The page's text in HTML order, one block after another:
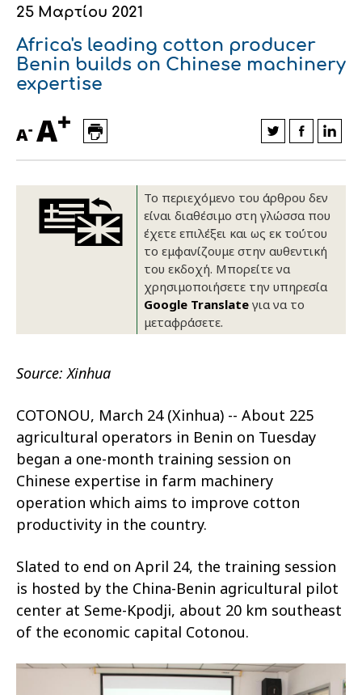
Οικονομικά στοιχεία
Εταιρική δομή
Καινοτομία
Εκδηλώσεις
Εξαγωγές
Συνέδρια
Ευφυής γεωργία
Συμβουλευτική στο χωράφι
Εκκόκκιση για λογαριασμό του
παραγωγού
Ιατρικές υπηρεσίες
Αλυσίδα βάμβακος
Κλωστοϋφαντουργία - Ένδυση
Εταιρικά νέα
25 Μαρτίου 2021
Africa's leading cotton producer
Benin builds on Chinese machinery
expertise
A- A+
Το περιεχόμενο του άρθρου δεν
είναι διαθέσιμο στη γλώσσα που
έχετε επιλέξει και ως εκ τούτου
το εμφανίζουμε στην αυθεντική
του εκδοχή. Μπορείτε να
χρησιμοποιήσετε την υπηρεσία
Google Translateγια να το
μεταφράσετε.
Source: Xinhua
COTONOU, March 24 (Xinhua) -- About 225
agricultural operators in Benin on Tuesday
began a one-month training session on
Chinese expertise in farm machinery
operation which aims to improve cotton
productivity in the country.
Slated to end on April 24, the training session
is hosted by the China-Benin agricultural pilot
center at Seme-Kpodji, about 20 km southeast
of the economic capital Cotonou.